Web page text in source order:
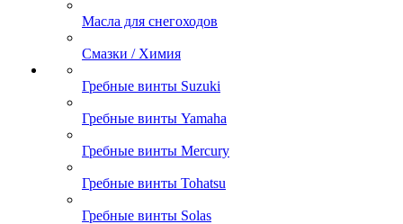
Масла для снегоходов
Смазки / Химия
Гребные винты Suzuki
Гребные винты Yamaha
Гребные винты Mercury
Гребные винты Tohatsu
Гребные винты Solas